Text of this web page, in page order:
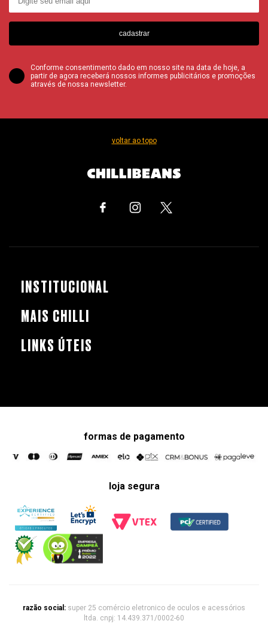
cadastrar
Conforme consentimento dado em nosso site na data de hoje, a
partir de agora receberá nossos informes publicitários e promoções
através de nossa newsletter.
voltar ao topo
INSTITUCIONAL
MAIS CHILLI
LINKS ÚTEIS
formas de pagamento
loja segura
razão social: super 25 comércio eletronico de oculos e acessórios
ltda. cnpj: 14.439.371/0002-60